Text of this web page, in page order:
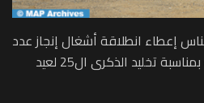
إعطاء انطلاقة أشغال إنجاز عدد
من المشاريع التنموية، وذلك بمناسبة تخليد الذكرى ال25 لعيد